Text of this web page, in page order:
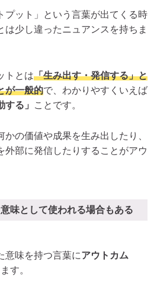
プット」という言葉が出てくる時
は少し違ったニュアンスを持ちま
トとは「生み出す・発信する」と
が一般的で、わかりやすくいえば
する」
ことです。
の価値や成果を生み出したり、
外部に発信したりすることがアウ
味として使われる場合もある
意味を持つ言葉にアウトカム
す。